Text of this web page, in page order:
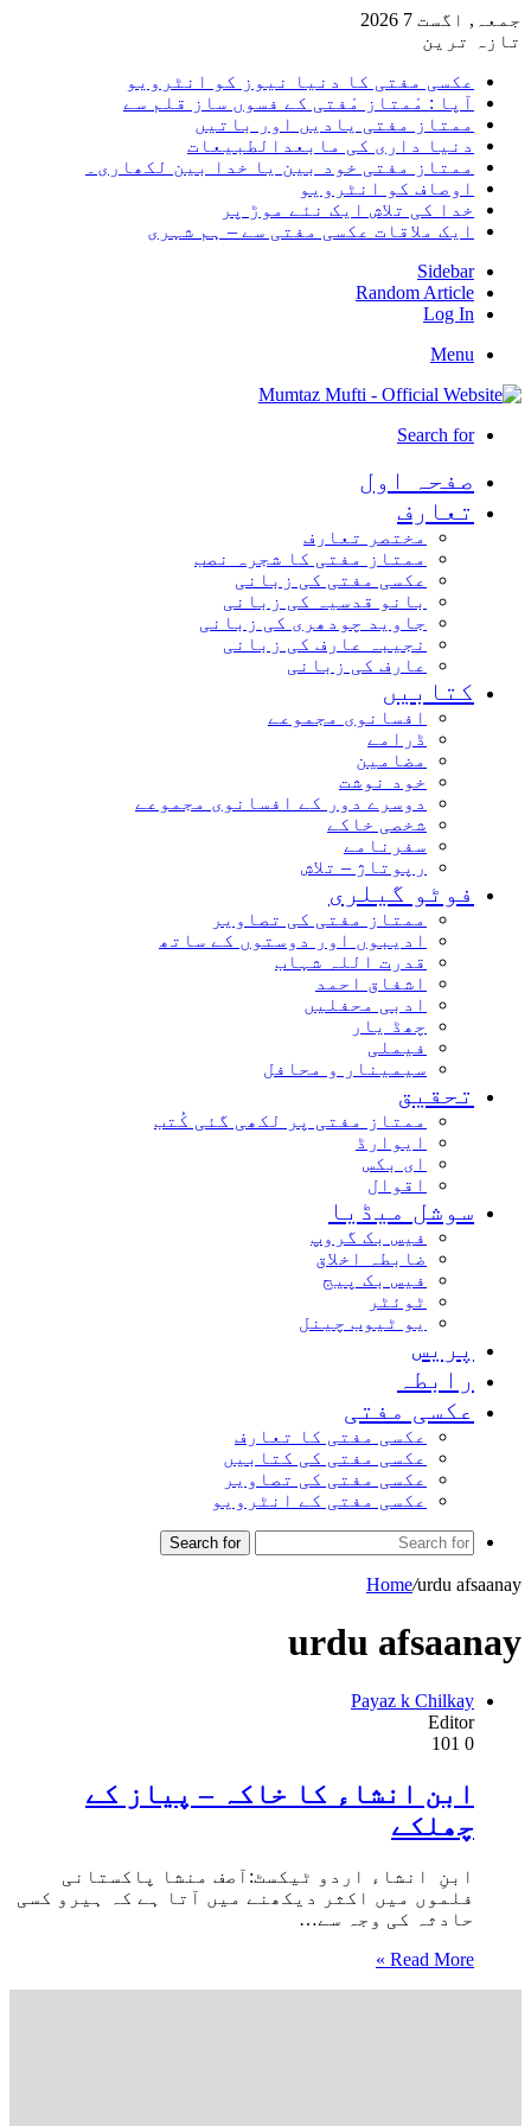
جمعہ, اگست 7 2026
تازہ ترین
عکسی مفتی کا دنیا نیوز کو انٹرویو
آپا : مْمتاز مْفتی کے فسوں ساز قلم سے
ممتاز مفتی یادیں اور باتیں
دنیا داری کی مابعدالطبیعات
ممتاز مفتی خود بین یا خدا بین لکھاری۔
اوصاف کو انٹرویو
خدا کی تلاش ایک نئے موڑ پر
ایک ملاقات عکسی مفتی سے – ہم شہری
Sidebar
Random Article
Log In
Menu
Search for
صفحہ اول
تعارف
مختصر تعارف
ممتاز مفتی کا شجرہ نصب
عکسی مفتی کی زبانی
بانو قدسیہ کی زبانی
جاوید چودھری کی زبانی
نجیبہ عارف کی زبانی
عارف کی زبانی
کتابیں
افسانوی مجموعے
ڈرامے
مضامین
خود نوشت
دوسرے دور کے افسانوی مجموعے
شخصی خاکے
سفرنامے
رپوتاژ – تلاش
فوٹو گیلری
ممتاز مفتی کی تصاویر
ادیبوں اور دوستوں کے ساتھ
قدرت اللہ شہاب
اشفاق احمد
ادبی محفلیں
چھڈ یار
فیملی
سیمینار و محافل
تحقیق
ممتاز مفتی پر لکھی گئی کُتب
ایوارڈ
ای بکس
اقوال
سوشل میڈیا
فیس بک گروپ
ضابطہ اخلاق
فیس بک پیج
ٹوئٹر
یو ٹیوب چینل
پریس
رابطہ
عکسی مفتی
عکسی مفتی کا تعارف
عکسی مفتی کی کتابیں
عکسی مفتی کی تصاویر
عکسی مفتی کے انٹرویو
Search for
Home/urdu afsaanay
urdu afsaanay
Payaz k Chilkay
Editor
0
ابن انشاء کا خاکہ – پیاز کے
چھلکے
ابنِ انشاء اردو ٹیکسٹ:آصف منشا پاکستانی
فلموں میں اکثر دیکھنے میں آتا ہے کہ ہیرو کسی
حادثہ کی وجہ سے…
Read More »